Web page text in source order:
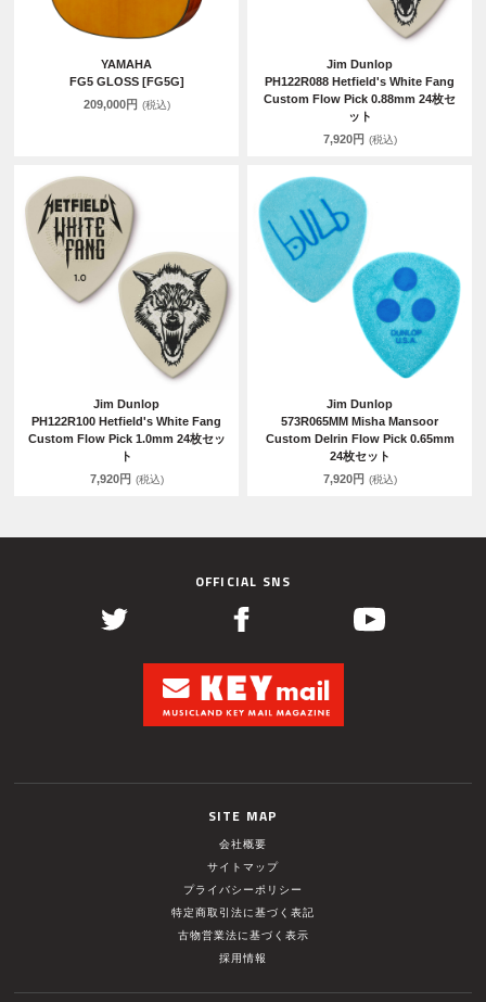
YAMAHA
FG5 GLOSS [FG5G]
209,000円 (税込)
Jim Dunlop
PH122R088 Hetfield's White Fang
Custom Flow Pick 0.88mm 24枚セ
ット
7,920円 (税込)
Jim Dunlop
PH122R100 Hetfield's White Fang
Custom Flow Pick 1.0mm 24枚セッ
ト
7,920円 (税込)
Jim Dunlop
573R065MM Misha Mansoor
Custom Delrin Flow Pick 0.65mm
24枚セット
7,920円 (税込)
OFFICIAL SNS
SITE MAP
会社概要
サイトマップ
プライバシーポリシー
特定商取引法に基づく表記
古物営業法に基づく表示
採用情報